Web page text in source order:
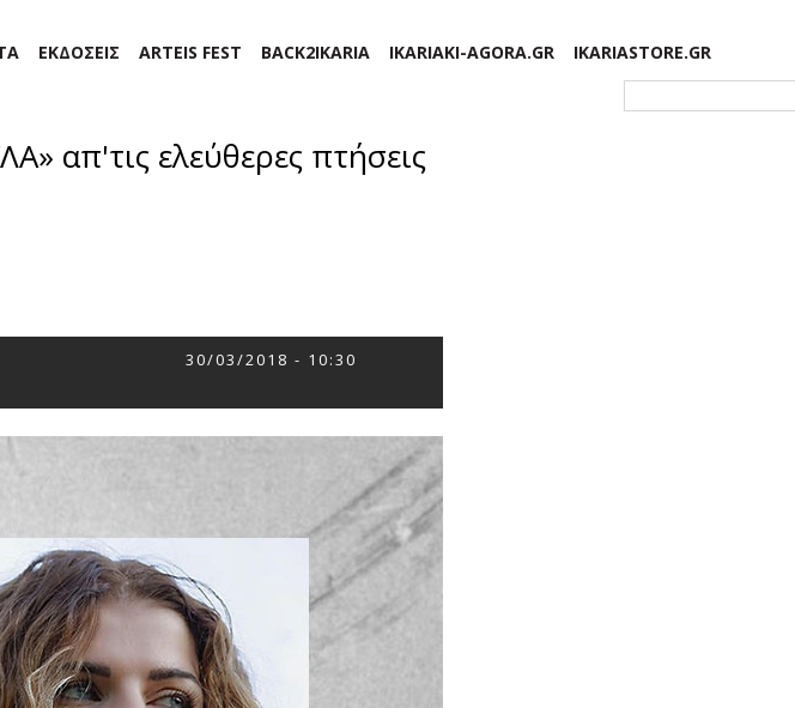
ΕΚΔΟΣΕΙΣ ARTEIS FEST BACK2IKARIA IKARIAKI-AGORA.GR
IKARIASTORE.GR
απ'τις ελεύθερες πτήσεις
30/03/2018 - 10:30